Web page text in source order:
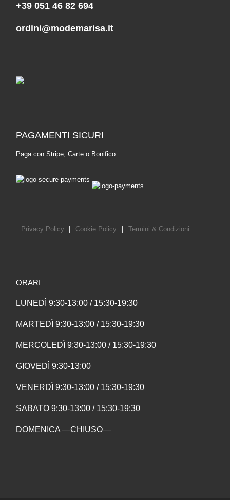
+39 051 46 82 694
ordini@modemarisa.it
PAGAMENTI SICURI
Paga con Stripe, Carte o Bonifico.
Privacy Policy Cookie Policy Termini & Condizioni
ORARI
LUNEDÌ 9:30-13:00 / 15:30-19:30
MARTEDÌ 9:30-13:00 / 15:30-19:30
MERCOLEDÌ 9:30-13:00 / 15:30-19:30
GIOVEDÌ 9:30-13:00
VENERDÌ 9:30-13:00 / 15:30-19:30
SABATO 9:30-13:00 / 15:30-19:30
DOMENICA —CHIUSO—